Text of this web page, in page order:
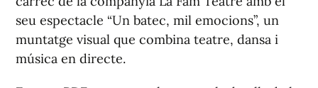
seu espectacle “Un batec, mil emocions”, un
muntatge visual que combina teatre, dansa i
música en directe.